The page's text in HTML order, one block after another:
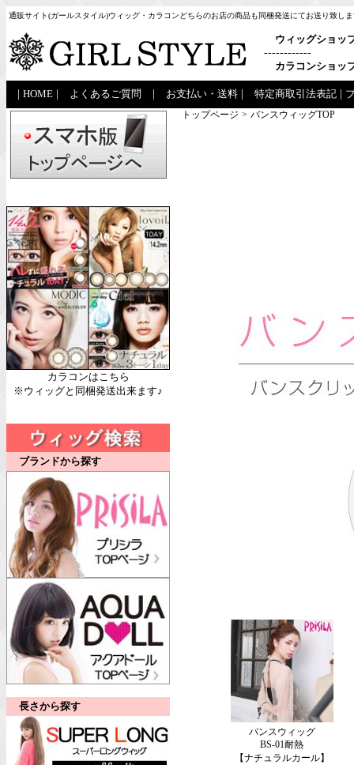
通販サイト(ガールスタイル)ウィッグ・カラコンどちらのお店の商品も同梱発送にてお送り致し
ウィッグショッ
------------
カラコンショッ
HOME よくあるご質問 お支払い・送料 特定商取引法表記
カラコンはこちら
※ウィッグと同梱発送出来ます♪
ブランドから探す
長さから探す
トップページ > バンスウィッグTOP
バンスウィッグ
BS-01耐熱
【ナチュラルカール】